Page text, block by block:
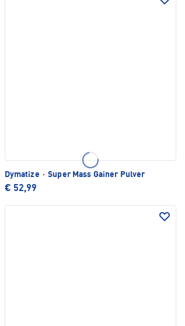
Dymatize · Super Mass Gainer Pulver
€ 52,99